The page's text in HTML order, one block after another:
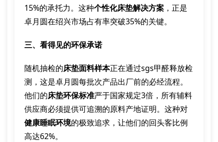
15%的承托力。这种个性化床垫解决方案 ，正是
卓月圆在绍兴市场占有率突破35%的关键。
三、看得见的环保承诺
随机抽检的床垫面料样本正在通过sgs甲醛释放检
测，这是卓月圆每批次产品出厂前的必经流程。
他们的床垫环保标准严于国家规定3倍，所有辅料
供应商必须提供可追溯的原料产地证明。这种对
健康睡眠环境的极致追求，让他们的回头客比例
高达62%。